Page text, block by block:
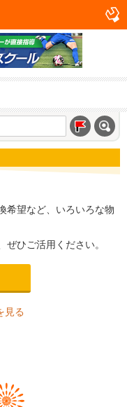
希望など、いろいろな物
ひご活用ください。
見る